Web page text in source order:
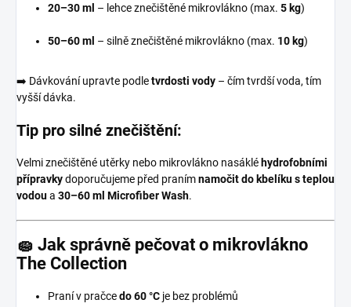
20–30 ml – lehce znečištěné mikrovlákno (max. 5 kg)
50–60 ml – silně znečištěné mikrovlákno (max. 10 kg)
➡️ Dávkování upravte podletvrdosti vody – čím tvrdší voda, tím
vyšší dávka.
Tip pro silné znečištění:
Velmi znečištěné utěrky nebo mikrovlákno nasáklé hydrofobními
přípravkydoporučujeme před pranímnamočit do kbelíku s teplou
vodoua 30–60 ml Microfiber Wash.
🧽 Jak správně pečovat o mikrovlákno
The Collection
Praní v pračcedo 60 °C je bez problémů